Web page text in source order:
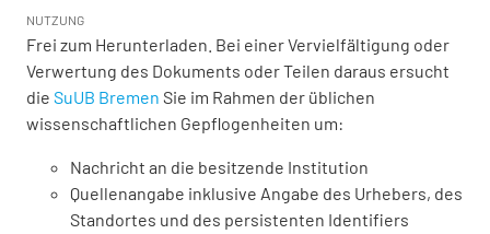
NUTZUNG
Frei zum Herunterladen. Bei einer Vervielfältigung oder
Verwertung des Dokuments oder Teilen daraus ersucht
die SuUB Bremen Sie im Rahmen der üblichen
wissenschaftlichen Gepflogenheiten um:
Nachricht an die besitzende Institution
Quellenangabe inklusive Angabe des Urhebers, des
Standortes und des persistenten Identifiers